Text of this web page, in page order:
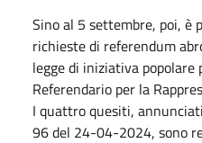
Sino al 5 settembre, poi, è
richieste di referendum
legge di iniziativa popolare
Referendario per la
I quattro quesiti,
96 del 24-04-2024, sono